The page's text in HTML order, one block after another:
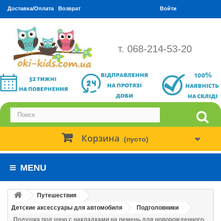
Доставка/Оплата Возврат Войти
т. 068-214-53-20
Корзина (пусто)
MENU
Путешествия
Детские аксессуары для автомобиля
Подголовники
Подушка под шею с накладками на ремень для новорожденного.